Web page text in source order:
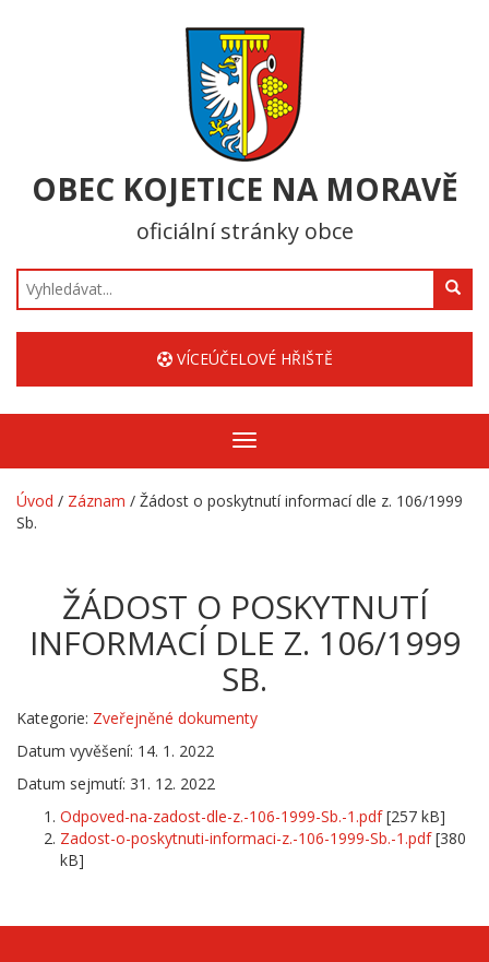
OBEC KOJETICE NA MORAVĚ
oficiální stránky obce
Hledat
VÍCEÚČELOVÉ HŘIŠTĚ
Zobrazit/skrýt
navigaci
Úvod / Záznam / Žádost o poskytnutí informací dle z. 106/1999
Sb.
ŽÁDOST O POSKYTNUTÍ
INFORMACÍ DLE Z. 106/1999
SB.
Kategorie: Zveřejněné dokumenty
Datum vyvěšení: 14. 1. 2022
Datum sejmutí: 31. 12. 2022
Odpoved-na-zadost-dle-z.-106-1999-Sb.-1.pdf[257 kB]
Zadost-o-poskytnuti-informaci-z.-106-1999-Sb.-1.pdf[380
kB]